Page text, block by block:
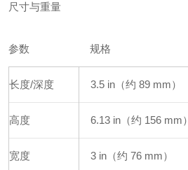
尺寸与重量
参数 规格
长度/深度 3.5 in（约 89 mm）
高度 6.13 in（约 156 mm）
宽度 3 in（约 76 mm）